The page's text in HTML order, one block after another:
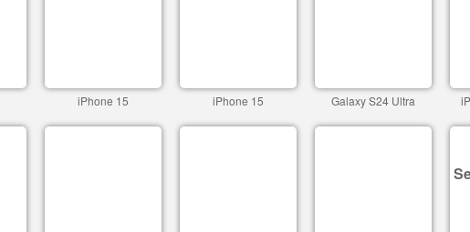
iPhone 15 iPhone 15 Galaxy S24 Ultra